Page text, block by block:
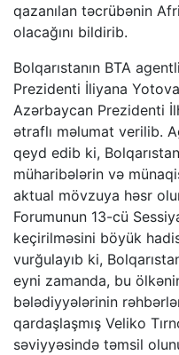
qazanılan təcrübənin
olacağını bildirib.
Bolqarıstanın BTA
Prezidenti İliyana
Azərbaycan Prezidenti
ətraflı məlumat verilib.
qeyd edib ki,
müharibələrin və
aktual mövzuya həsr
Forumunun 13-cü
keçirilməsini böyük
vurğulayıb ki,
eyni zamanda, bu
bələdiyyələrinin
qardaşlaşmış Veliko
səviyyəsində təmsil